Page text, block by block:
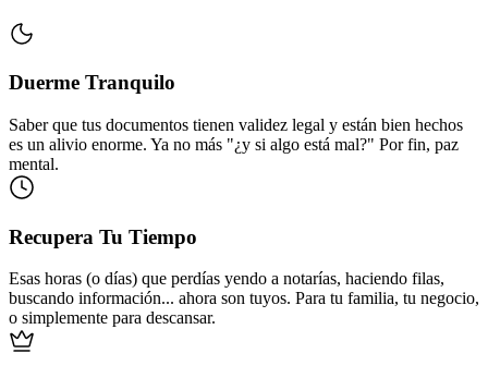
Duerme Tranquilo
Saber que tus documentos tienen validez legal y están bien hechos
es un alivio enorme. Ya no más "¿y si algo está mal?" Por fin, paz
mental.
Recupera Tu Tiempo
Esas horas (o días) que perdías yendo a notarías, haciendo filas,
buscando información... ahora son tuyos. Para tu familia, tu negocio,
o simplemente para descansar.